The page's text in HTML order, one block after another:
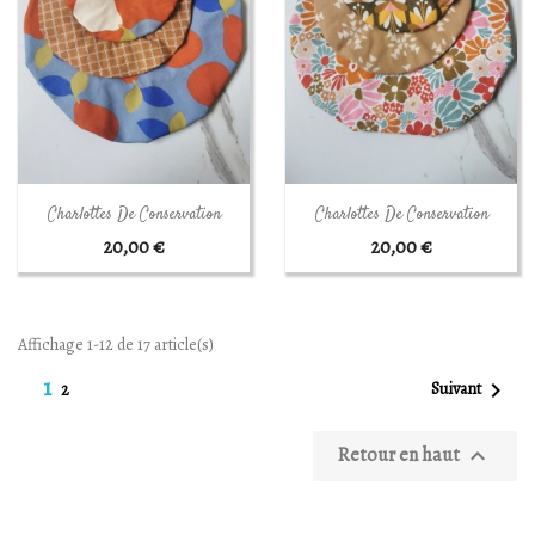
Aperçu rapide
Charlottes De Conservation
20,00 €
Aperçu rapide
Charlottes De Conservation
20,00 €
Affichage 1-12 de 17 article(s)
1 2 Suivant
Retour en haut 